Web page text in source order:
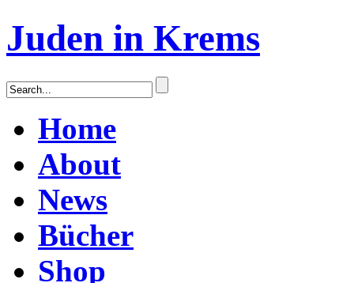
Juden in Krems
Home
About
News
Bücher
Shop